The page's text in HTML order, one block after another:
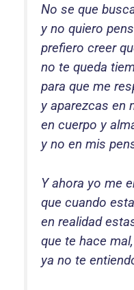
No se que
y no quiero
prefiero creer
no te queda
para que me
y aparezcas en
en cuerpo y
y no en mis
Y ahora yo me
que cuando
en realidad
que te hace mal,
ya no te